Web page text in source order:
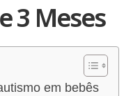
3 Meses
em bebês